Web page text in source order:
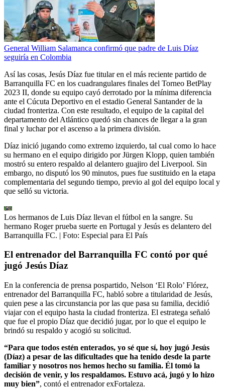
General William Salamanca confirmó que padre de Luis Díaz
seguiría en Colombia
Así las cosas, Jesús Díaz fue titular en el más reciente partido de
Barranquilla FC en los cuadrangulares finales del Torneo BetPlay
2023 II, donde su equipo cayó derrotado por la mínima diferencia
ante el Cúcuta Deportivo en el estadio General Santander de la
ciudad fronteriza. Con este resultado, el equipo de la capital del
departamento del Atlántico quedó sin chances de llegar a la gran
final y luchar por el ascenso a la primera división.
Díaz inició jugando como extremo izquierdo, tal cual como lo hace
su hermano en el equipo dirigido por Jürgen Klopp, quien también
mostró su entero respaldo al delantero guajiro del Liverpool. Sin
embargo, no disputó los 90 minutos, pues fue sustituido en la etapa
complementaria del segundo tiempo, previo al gol del equipo local y
que selló su victoria.
Los hermanos de Luis Díaz llevan el fútbol en la sangre. Su
hermano Roger prueba suerte en Portugal y Jesús es delantero del
Barranquilla FC. | Foto: Especial para El País
El entrenador del Barranquilla FC contó por qué
jugó Jesús Díaz
En la conferencia de prensa pospartido, Nelson ‘El Rolo’ Flórez,
entrenador del Barranquilla FC, habló sobre a titularidad de Jesús,
quien pese a las circunstancia por las que pasa su familia, decidió
viajar con el equipo hasta la ciudad fronteriza. El estratega señaló
que fue el propio Díaz que decidió jugar, por lo que el equipo le
brindó su respaldo y acogió su solicitud.
“Para que todos estén enterados, yo sé que sí, hoy jugó Jesús
(Díaz) a pesar de las dificultades que ha tenido desde la parte
familiar y nosotros nos hemos hecho su familia. Él tomó la
decisión de venir, y los respaldamos. Estuvo acá, jugó y lo hizo
muy bien”, contó el entrenador exFortaleza.